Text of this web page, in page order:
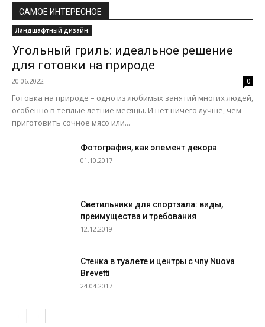
САМОЕ ИНТЕРЕСНОЕ
Ландшафтный дизайн
Угольный гриль: идеальное решение
для готовки на природе
20.06.2022 0
Готовка на природе – одно из любимых занятий многих людей,
особенно в теплые летние месяцы. И нет ничего лучше, чем
приготовить сочное мясо или...
Фотография, как элемент декора
01.10.2017
Светильники для спортзала: виды,
преимущества и требования
12.12.2019
Стенка в туалете и центры с чпу Nuova
Brevetti
24.04.2017